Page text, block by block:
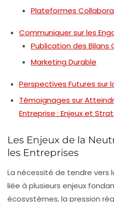
Plateformes
Communiquer sur les
Publication des Bilans
Marketing Durable
Perspectives Futures sur
Témoignages sur
Entreprise : Enjeux et
Les Enjeux de la
les Entreprises
La nécessité de tendre vers
liée à plusieurs enjeux
écosystèmes, la pression